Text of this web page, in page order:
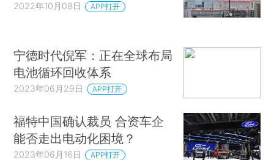
2022年10月08日 APP打开
宁德时代倪军：正在全球布局
电池循环回收体系
2023年06月29日 APP打开
福特中国确认裁员 合资车企
能否走出电动化困境？
2023年06月16日 APP打开